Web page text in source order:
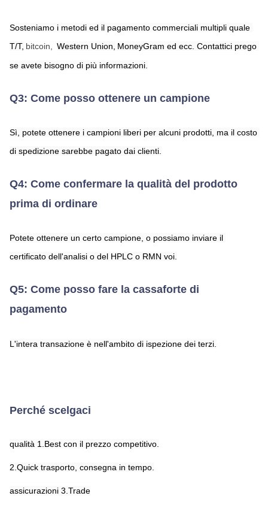
Sosteniamo i metodi ed il pagamento commerciali multipli quale
T/T, bitcoin, Western Union, MoneyGram ed ecc. Contattici prego
se avete bisogno di più informazioni.
Q3: Come posso ottenere un campione
Sì, potete ottenere i campioni liberi per alcuni prodotti, ma il costo
di spedizione sarebbe pagato dai clienti.
Q4: Come confermare la qualità del prodotto
prima di ordinare
Potete ottenere un certo campione, o possiamo inviare il
certificato dell'analisi o del HPLC o RMN voi.
Q5: Come posso fare la cassaforte di
pagamento
L'intera transazione è nell'ambito di ispezione dei terzi.
Perché scelgaci
qualità 1.Best con il prezzo competitivo.
2.Quick trasporto, consegna in tempo.
assicurazioni 3.Trade